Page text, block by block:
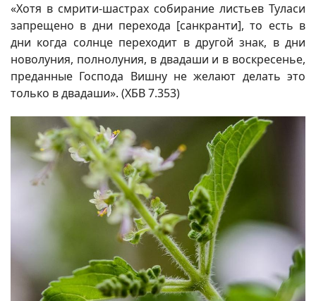
«Хотя в смрити-шастрах собирание листьев Туласи
запрещено в дни перехода [санкранти], то есть в
дни когда солнце переходит в другой знак, в дни
новолуния, полнолуния, в двадаши и в воскресенье,
преданные Господа Вишну не желают делать это
только в двадаши». (ХБВ 7.353)